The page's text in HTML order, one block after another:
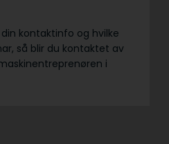
kontaktinfo og hvilke
så blir du kontaktet av
i